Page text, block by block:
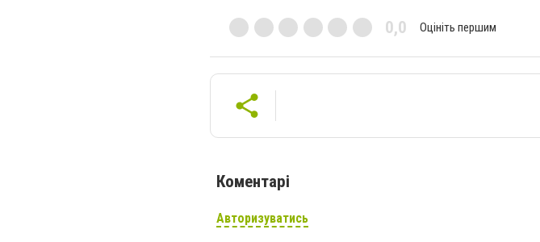
0,0 Оцініть першим
Коментарі
Авторизуватись